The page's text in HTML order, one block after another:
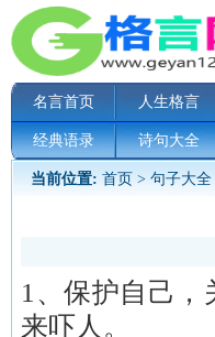
名言首页 人生格言
经典语录 诗句大全
当前位置: 首页 > 句子大全
1、保护自己，
来吓人。